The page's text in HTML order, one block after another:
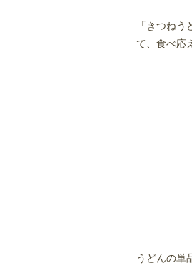
「きつね
て、食べ応
うどんの単